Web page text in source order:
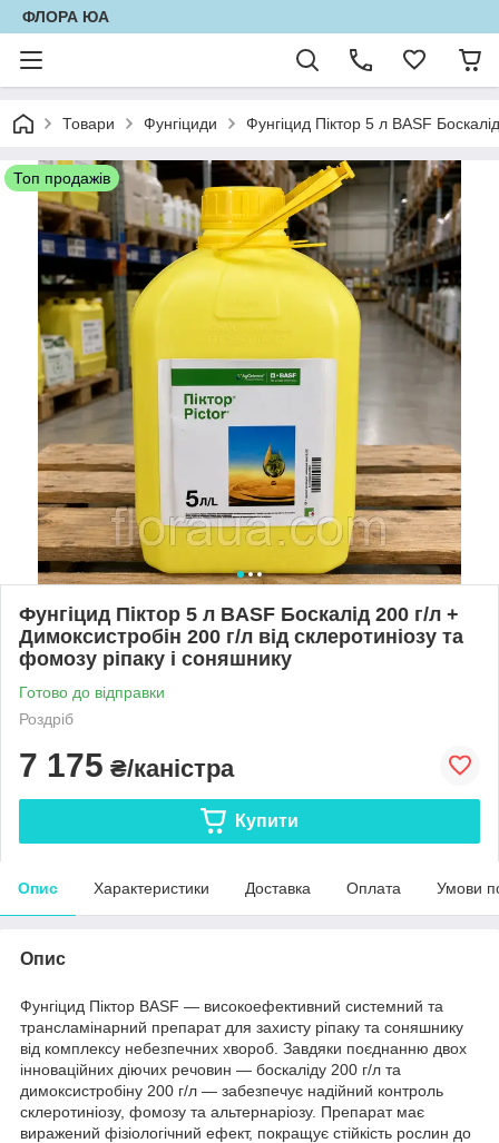
ФЛОРА ЮА
Товари Фунгіциди Фунгіцид Піктор 5 л BASF
Топ продажів
Фунгіцид Піктор 5 л BASF Боскалід 200 г/л +
Димоксистробін 200 г/л від склеротиніозу та
фомозу ріпаку і соняшнику
Готово до відправки
Роздріб
7 175 ₴/каністра
Купити
Опис Характеристики Доставка Оплата Умови
Опис
Фунгіцид Піктор BASF — високоефективний системний та
трансламінарний препарат для захисту ріпаку та соняшнику
від комплексу небезпечних хвороб. Завдяки поєднанню двох
інноваційних діючих речовин — боскаліду 200 г/л та
димоксистробіну 200 г/л — забезпечує надійний контроль
склеротиніозу, фомозу та альтернаріозу. Препарат має
виражений фізіологічний ефект, покращує стійкість рослин до